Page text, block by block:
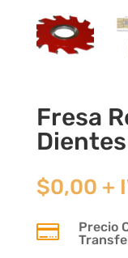
Fresa
Dientes
$0,00 +

Precio